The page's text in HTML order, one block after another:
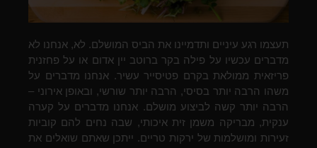
תעצמו רגע עיניים ותדמיינו את הביס המושלם. לא, אנחנו לא
מדברים עכשיו על פילה בקר ברוטב יין אדום או על פחזנית
פריזאית ממולאת בקרם פטיסייר עשיר. אנחנו מדברים על
משהו הרבה יותר בסיסי, הרבה יותר שורשי, ובאופן אירוני –
הרבה יותר קשה לביצוע מושלם. אנחנו מדברים על קערה
ענקית, מבריקה משמן זית איכותי, שבה נחים להם קוביות
זעירות ומושלמות של ירקות טריים. ייתכן שאתם שואלים את